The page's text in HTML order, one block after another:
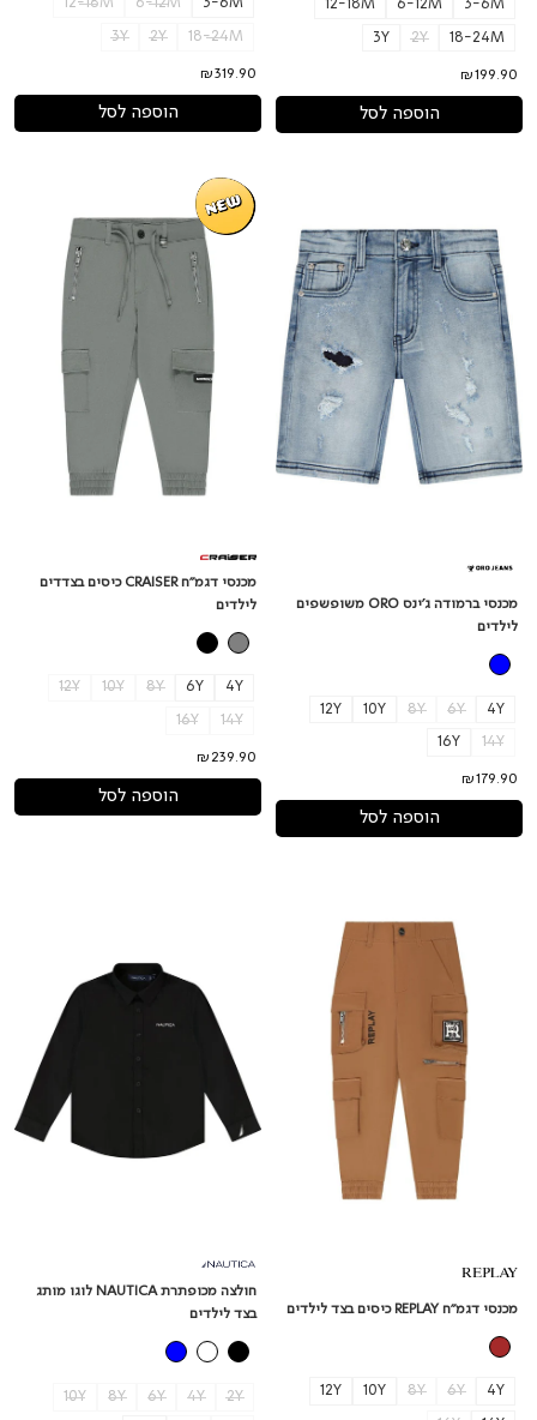
3-6M
6-12M
12-18M
18-24M
2Y
3Y
₪199.90
הוספה לסל
3-6M
6-12M
12-18M
18-24M
2Y
3Y
₪319.90
הוספה לסל
ג'ינס
ORO
משופשפים
לילדים
מכנסי ברמודה ג'ינס ORO משופשפים
לילדים
4Y
6Y
8Y
10Y
12Y
14Y
16Y
₪179.90
הוספה לסל
מכנסי
דגמ"ח
CRAISER
בצדדים
מכנסי דגמ"ח CRAISER כיסים בצדדים
לילדים
4Y
6Y
8Y
10Y
12Y
14Y
16Y
₪239.90
הוספה לסל
מכנסי דגמ"ח REPLAY כיסים בצד לילדים
4Y
6Y
8Y
10Y
12Y
לילדים
חולצה מכופתרת NAUTICA לוגו מותג
בצד לילדים
2Y
4Y
6Y
8Y
10Y